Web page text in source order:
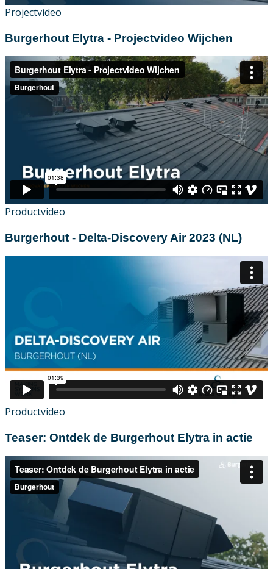
Projectvideo
Burgerhout Elytra - Projectvideo Wijchen
Productvideo
Burgerhout - Delta-Discovery Air 2023 (NL)
Productvideo
Teaser: Ontdek de Burgerhout Elytra in actie